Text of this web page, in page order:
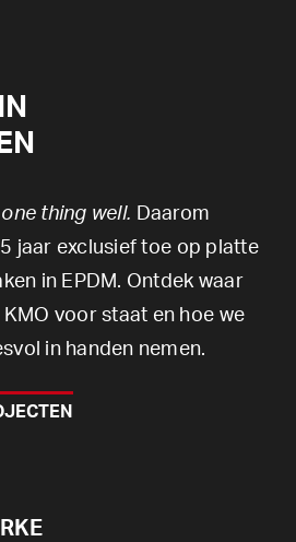
thing well.
Daarom
jaar exclusief toe op platte
in EPDM. Ontdek waar
voor staat en hoe we
in handen nemen.